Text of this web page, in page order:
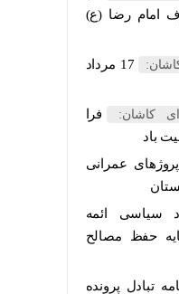
رضا (ع)
17 مرداد
فرا
عمرانی
ائمه
مصالح
پرونده‌